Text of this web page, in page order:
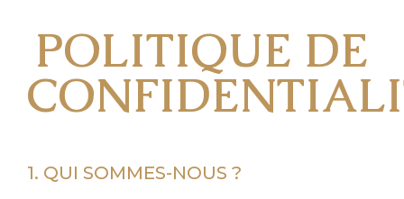
POLITIQUE DE
1. QUI SOMMES-NOUS ?